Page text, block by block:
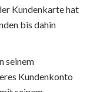
Kundenkarte hat
bis dahin
seinem
Kundenkonto